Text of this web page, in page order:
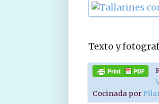
Texto y
Cocinada por